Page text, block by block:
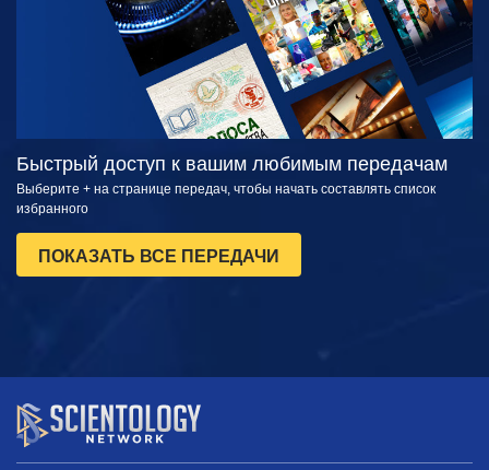
Быстрый доступ к вашим любимым передачам
Выберите + на странице передач, чтобы начать составлять список
избранного
ПОКАЗАТЬ ВСЕ ПЕРЕДАЧИ